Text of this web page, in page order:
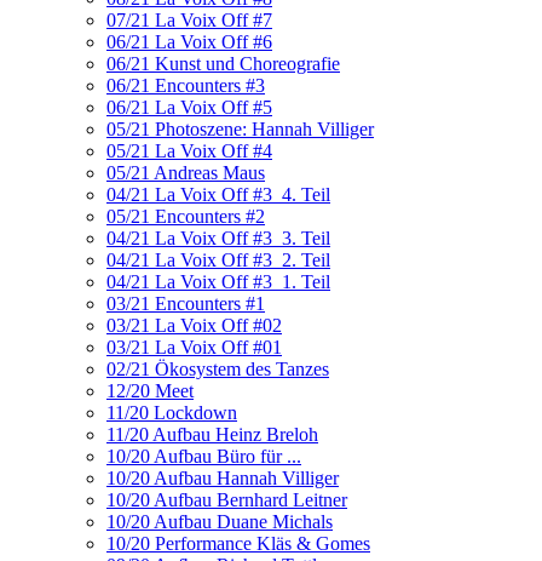
07/21 La Voix Off #7
06/21 La Voix Off #6
06/21 Kunst und Choreografie
06/21 Encounters #3
06/21 La Voix Off #5
05/21 Photoszene: Hannah Villiger
05/21 La Voix Off #4
05/21 Andreas Maus
04/21 La Voix Off #3_4. Teil
05/21 Encounters #2
04/21 La Voix Off #3_3. Teil
04/21 La Voix Off #3_2. Teil
04/21 La Voix Off #3_1. Teil
03/21 Encounters #1
03/21 La Voix Off #02
03/21 La Voix Off #01
02/21 Ökosystem des Tanzes
12/20 Meet
11/20 Lockdown
11/20 Aufbau Heinz Breloh
10/20 Aufbau Büro für ...
10/20 Aufbau Hannah Villiger
10/20 Aufbau Bernhard Leitner
10/20 Aufbau Duane Michals
10/20 Performance Kläs & Gomes